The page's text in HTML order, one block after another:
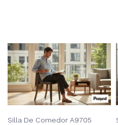
Silla De Comedor A9705